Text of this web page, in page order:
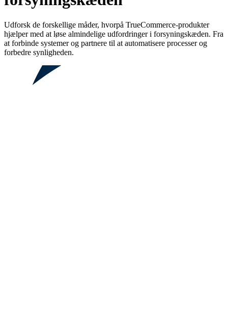
Udforsk de forskellige måder, hvorpå TrueCommerce-produkter
hjælper med at løse almindelige udfordringer i forsyningskæden. Fra
at forbinde systemer og partnere til at automatisere processer og
forbedre synligheden.